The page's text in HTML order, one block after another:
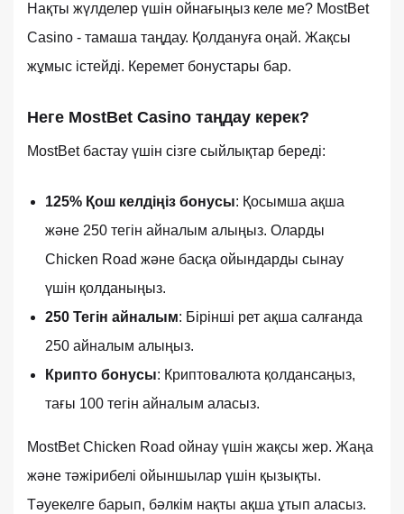
Нақты жүлделер үшін ойнағыңыз келе ме? MostBet
Casino - тамаша таңдау. Қолдануға оңай. Жақсы
жұмыс істейді. Керемет бонустары бар.
Неге MostBet Casino таңдау керек?
MostBet бастау үшін сізге сыйлықтар береді:
125% Қош келдіңіз бонусы: Қосымша ақша
және 250 тегін айналым алыңыз. Оларды
Chicken Road және басқа ойындарды сынау
үшін қолданыңыз.
250 Тегін айналым: Бірінші рет ақша салғанда
250 айналым алыңыз.
Крипто бонусы: Криптовалюта қолдансаңыз,
тағы 100 тегін айналым аласыз.
MostBet Chicken Road ойнау үшін жақсы жер. Жаңа
және тәжірибелі ойыншылар үшін қызықты.
Тәуекелге барып, бәлкім нақты ақша ұтып аласыз.